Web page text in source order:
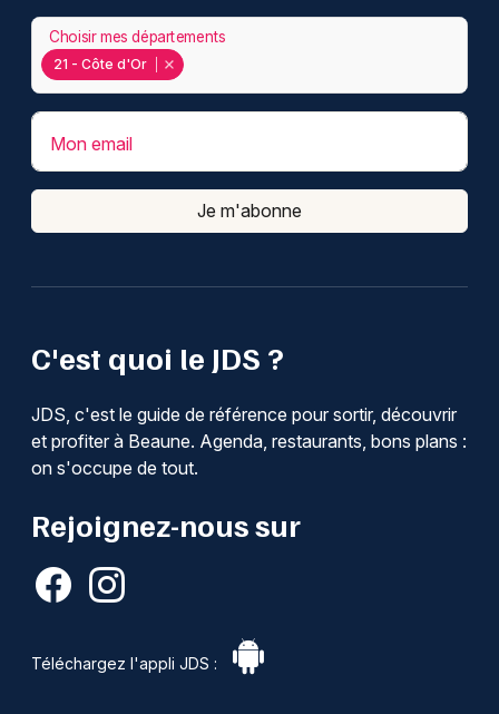
C'est quoi le JDS ?
JDS, c'est le guide de référence pour sortir, découvrir
et profiter à Beaune. Agenda, restaurants, bons plans :
on s'occupe de tout.
Rejoignez-nous sur
Téléchargez l'appli JDS :
21 - Côte d'Or
Choisir mes départements
Mon email
Je m'abonne